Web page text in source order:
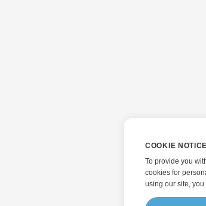
COOKIE NOTICE
To provide you
cookies for
using our site, you